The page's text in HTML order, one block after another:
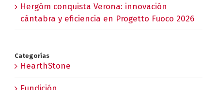
Hergóm conquista Verona: innovación
cántabra y eficiencia en Progetto Fuoco 2026
Categorías
HearthStone